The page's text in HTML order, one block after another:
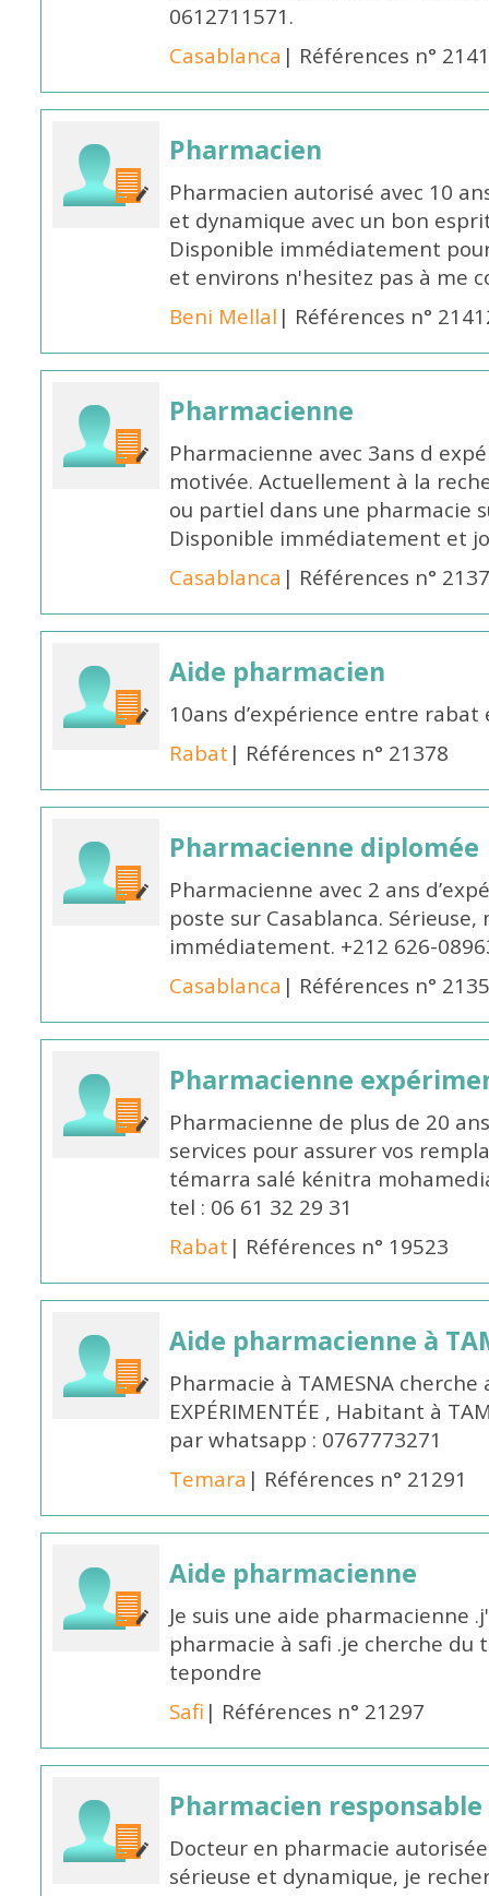
0612711571.
Casablanca | Références n°
Pharmacien
Pharmacien autorisé avec 10
et dynamique avec un bon
Disponible immédiatement
et environs n'hesitez pas à me
Beni Mellal | Références n°
Pharmacienne
Pharmacienne avec 3ans d
motivée. Actuellement à la
ou partiel dans une pharmacie
Disponible immédiatement et
Casablanca | Références n°
Aide pharmacien
10ans d’expérience entre
Rabat | Références n° 21378
Pharmacienne diplomée
Pharmacienne avec 2 ans
poste sur Casablanca.
immédiatement. +212 626-
Casablanca | Références n°
Pharmacienne
Pharmacienne de plus de 20
services pour assurer vos
témarra salé kénitra
tel : 06 61 32 29 31
Rabat | Références n° 19523
Aide pharmacienne à
Pharmacie à TAMESNA
EXPÉRIMENTÉE , Habitant à
par whatsapp : 0767773271
Temara | Références n° 21291
Aide pharmacienne
Je suis une aide pharmacienne
pharmacie à safi .je cherche du
tepondre
Safi | Références n° 21297
Pharmacien
Docteur en pharmacie
sérieuse et dynamique, je